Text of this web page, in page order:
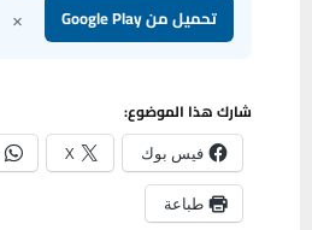
تحميل من Google Play ×
شارك هذا الموضوع:
فيس بوك X
طباعة